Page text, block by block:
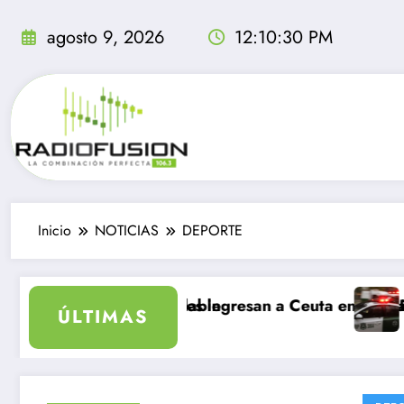
agosto 9, 2026 12:10:30 PM
Inicio NOTICIAS DEPORTE
ÚLTIMAS
inolvidable
migrantes ingresan a Ceuta en un día: al menos